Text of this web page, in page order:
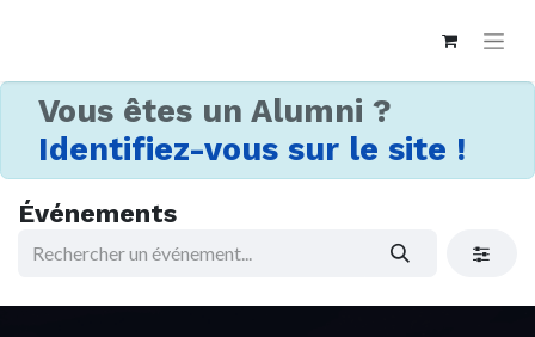
Vous êtes un Alumni ?
Identifiez-vous sur le site !
Événements